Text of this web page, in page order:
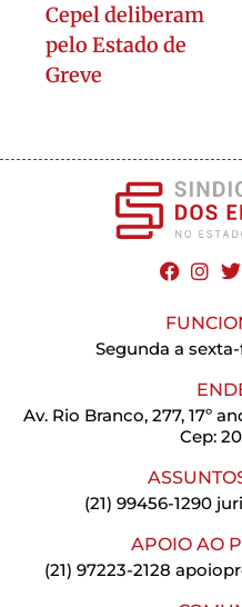
Cepel deliberam
pelo Estado de
Greve
Segunda a sexta-
Av. Rio Branco, 277, 17º
Cep:
(21) 99456-1290
APOIO AO
(21) 97223-2128